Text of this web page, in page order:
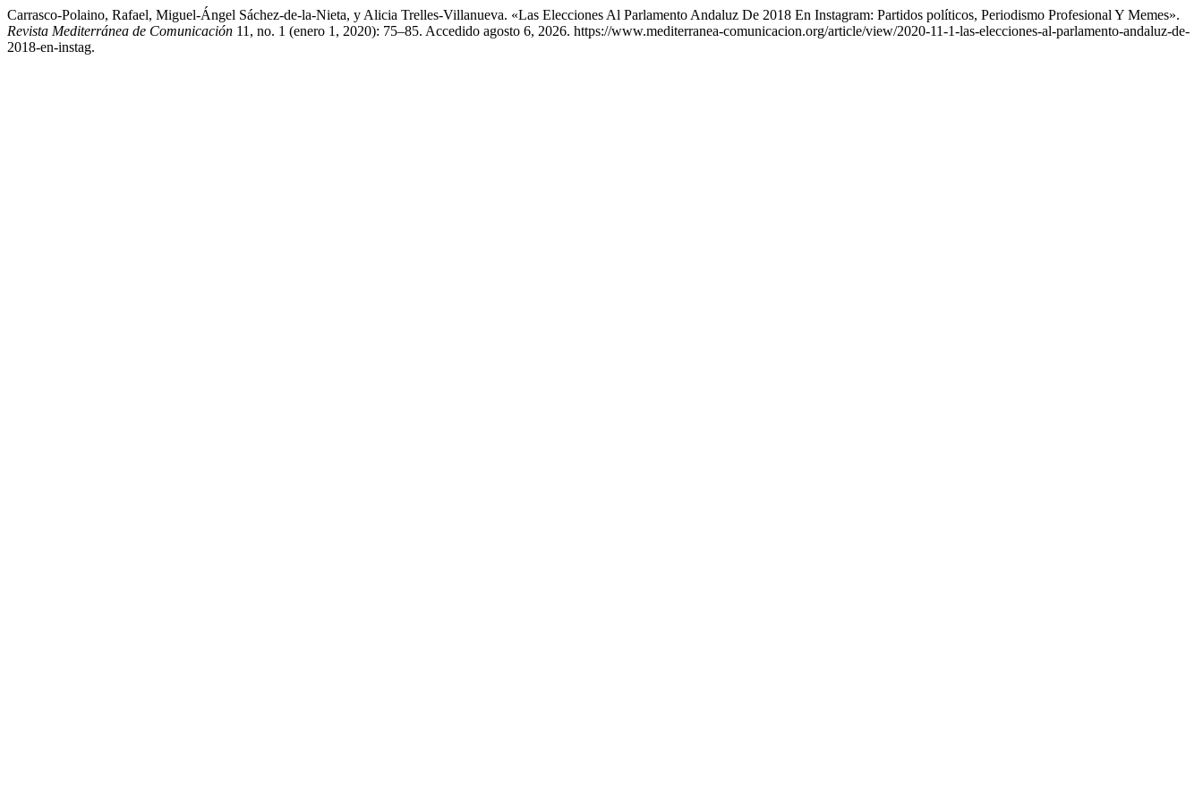
Carrasco-Polaino, Rafael, Miguel-Ángel Sáchez-de-la-Nieta, y Alicia Trelles-Villanueva. «Las Elecciones Al Parlamento Andaluz De 2018 En Instagram: Partidos políticos, Periodismo Profesional Y Memes».
Revista Mediterránea de Comunicación 11, no. 1 (enero 1, 2020): 75–85. Accedido agosto 6, 2026. https://www.mediterranea-comunicacion.org/article/view/2020-11-1-las-elecciones-al-parlamento-andaluz-de-
2018-en-instag.